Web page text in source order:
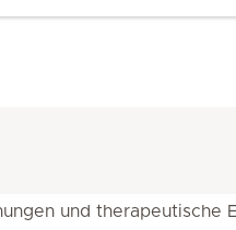
und therapeutische